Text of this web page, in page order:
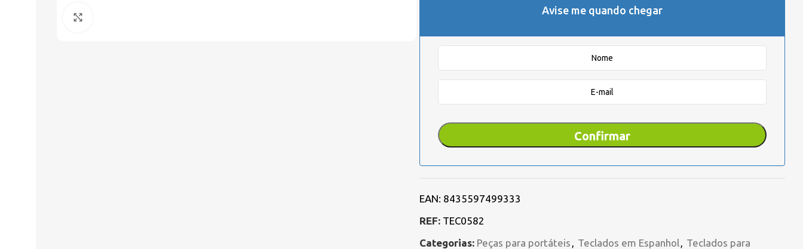
Avise me quando chegar
EAN: 8435597499333
REF: TEC0582
Categorias: Peças para portáteis , Teclados em Espanhol, Teclados para